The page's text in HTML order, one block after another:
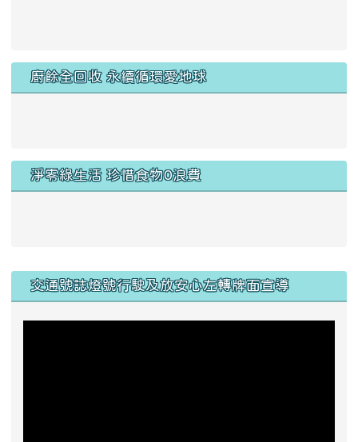
廚餘全回收 永續循環愛地球
淨零綠生活 珍惜食物0浪費
交通號誌燈號行駛及放安心左轉牌面宣導